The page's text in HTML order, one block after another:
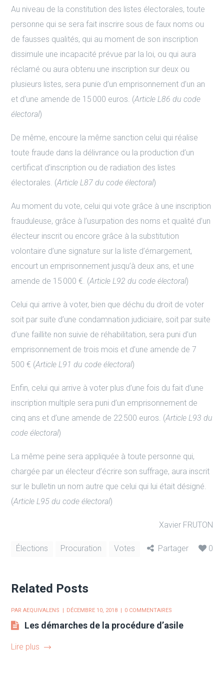
Au niveau de la constitution des listes électorales, toute
personne qui se sera fait inscrire sous de faux noms ou
de fausses qualités, qui au moment de son inscription
dissimule une incapacité prévue par la loi, ou qui aura
réclamé ou aura obtenu une inscription sur deux ou
plusieurs listes, sera punie d’un emprisonnement d’un an
et d’une amende de 15 000 euros. (Article L86 du code
électoral)
De même, encoure la même sanction celui qui réalise
toute fraude dans la délivrance ou la production d’un
certificat d’inscription ou de radiation des listes
électorales. (Article L87 du code électoral)
Au moment du vote, celui qui vote grâce à une inscription
frauduleuse, grâce à l’usurpation des noms et qualité d’un
électeur inscrit ou encore grâce à la substitution
volontaire d’une signature sur la liste d’émargement,
encourt un emprisonnement jusqu’à deux ans, et une
amende de 15 000 €. (Article L92 du code électoral)
Celui qui arrive à voter, bien que déchu du droit de voter
soit par suite d’une condamnation judiciaire, soit par suite
d’une faillite non suivie de réhabilitation, sera puni d’un
emprisonnement de trois mois et d’une amende de 7
500 € (Article L91 du code électoral)
Enfin, celui qui arrive à voter plus d’une fois du fait d’une
inscription multiple sera puni d’un emprisonnement de
cinq ans et d’une amende de 22 500 euros. (Article L93 du
code électoral)
La même peine sera appliquée à toute personne qui,
chargée par un électeur d’écrire son suffrage, aura inscrit
sur le bulletin un nom autre que celui qui lui était désigné.
(Article L95 du code électoral)
Xavier FRUTON
Élections Procuration Votes Partager 0
Related Posts
PARAEQUIVALENS DÉCEMBRE 10, 2018 0 COMMENTAIRES
Les démarches de la procédure d’asile
Lire plus